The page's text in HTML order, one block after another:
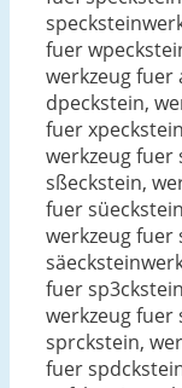
fuer
werkzeug fuer
dpeckstein,
fuer
werkzeug fuer
sßeckstein,
fuer
werkzeug fuer
fuer
werkzeug fuer
sprckstein,
fuer